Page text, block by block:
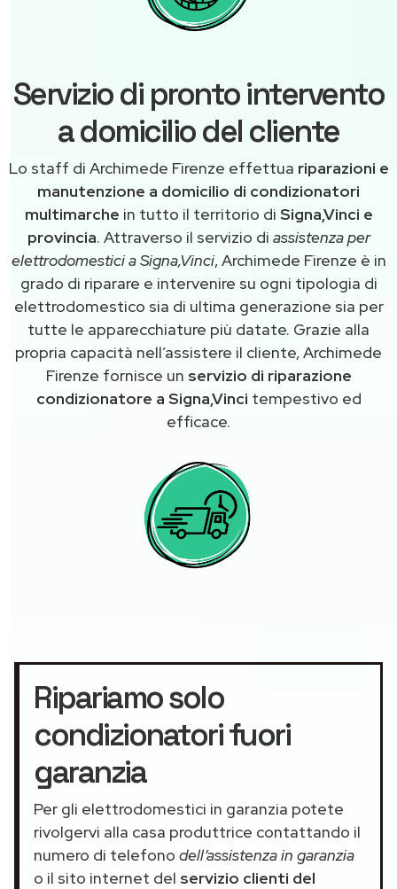
Servizio di pronto intervento
a domicilio del cliente
Lo staff di Archimede Firenze effettua riparazioni e
manutenzione a domicilio di condizionatori
multimarche in tutto il territorio di Signa,Vinci e
provincia. Attraverso il servizio di assistenza per
elettrodomestici a Signa,Vinci, Archimede Firenze è in
grado di riparare e intervenire su ogni tipologia di
elettrodomestico sia di ultima generazione sia per
tutte le apparecchiature più datate. Grazie alla
propria capacità nell’assistere il cliente, Archimede
Firenze fornisce un servizio di riparazione
condizionatore a Signa,Vinci tempestivo ed
efficace.
Ripariamo solo
condizionatori fuori
garanzia
Per gli elettrodomestici in garanzia potete
rivolgervi alla casa produttrice contattando il
numero di telefono dell’assistenza in garanzia
o il sito internet del servizio clienti del